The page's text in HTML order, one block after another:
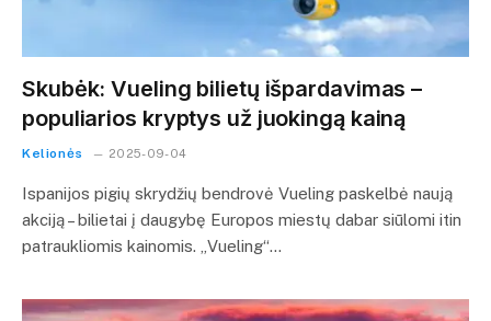
Skubėk: Vueling bilietų išpardavimas –
populiarios kryptys už juokingą kainą
Kelionės 2025-09-04
Ispanijos pigių skrydžių bendrovė Vueling paskelbė naują
akciją – bilietai į daugybę Europos miestų dabar siūlomi itin
patraukliomis kainomis. „Vueling“…